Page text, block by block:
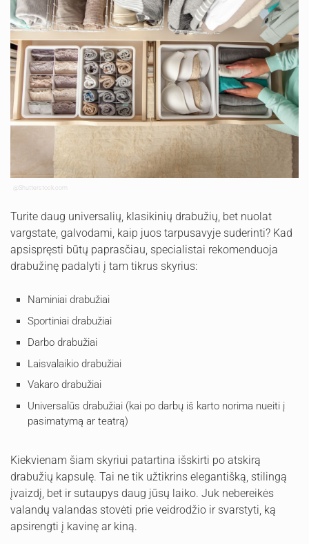
@Shutterstock.com
Turite daug universalių, klasikinių drabužių, bet nuolat
vargstate, galvodami, kaip juos tarpusavyje suderinti? Kad
apsispręsti būtų paprasčiau, specialistai rekomenduoja
drabužinę padalyti į tam tikrus skyrius:
Naminiai drabužiai
Sportiniai drabužiai
Darbo drabužiai
Laisvalaikio drabužiai
Vakaro drabužiai
Universalūs drabužiai (kai po darbų iš karto norima nueiti į
pasimatymą ar teatrą)
Kiekvienam šiam skyriui patartina išskirti po atskirą
drabužių kapsulę. Tai ne tik užtikrins elegantišką, stilingą
įvaizdį, bet ir sutaupys daug jūsų laiko. Juk nebereikės
valandų valandas stovėti prie veidrodžio ir svarstyti, ką
apsirengti į kavinę ar kiną.